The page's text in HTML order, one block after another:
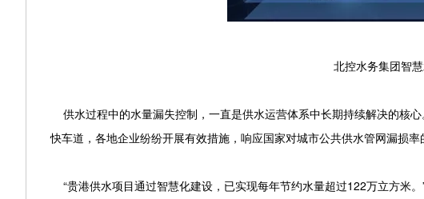
北控水务集团智
供水过程中的水量漏失控制，一直是供水运营体系中长期持续解决的核
快车道，各地企业纷纷开展有效措施，响应国家对城市公共供水管网漏损率
“贵港供水项目通过智慧化建设，已实现每年节约水量超过122万立方米